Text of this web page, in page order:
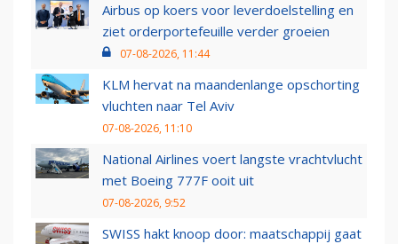
Airbus op koers voor leverdoelstelling en
ziet orderportefeuille verder groeien
07-08-2026, 11:44
KLM hervat na maandenlange opschorting
vluchten naar Tel Aviv
07-08-2026, 11:10
National Airlines voert langste vrachtvlucht
met Boeing 777F ooit uit
07-08-2026, 9:52
SWISS hakt knoop door: maatschappij gaat